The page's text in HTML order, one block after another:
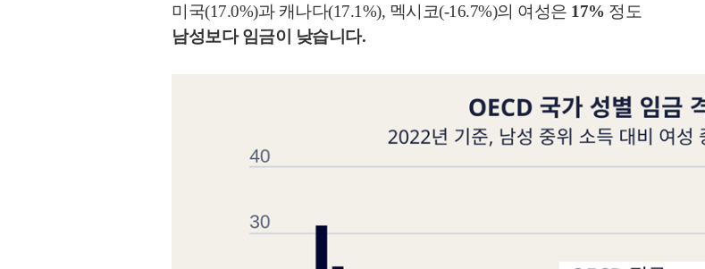
미국(17.0%)과 캐나다(17.1%), 멕시코(-16.7%)의 여성은 17% 정도
남성보다 임금이 낮습니다.